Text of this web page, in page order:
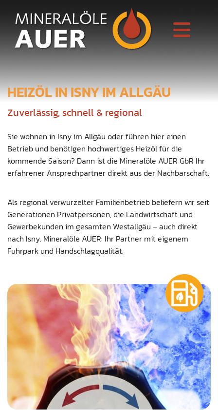
HEIZÖL IN ISNY IM ALLGÄU
Zuverlässig, schnell & regional
Sie wohnen in Isny im Allgäu oder führen hier einen
Betrieb und benötigen hochwertiges Heizöl für die
kommende Saison? Dann ist die Mineralöle AUER GbR Ihr
erfahrener Ansprechpartner direkt aus der Nachbarschaft.
Als regional verwurzelter Familienbetrieb beliefern wir seit
Generationen Privatpersonen, die Landwirtschaft und
Gewerbekunden im gesamten Westallgäu – auch direkt
nach Isny. Mineralöle AUER: Ihr Partner mit eigenem
Fuhrpark und Handschlagqualität.